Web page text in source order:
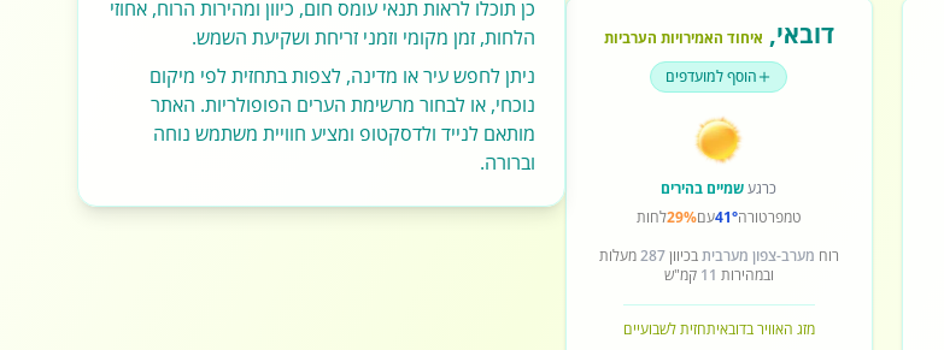
דובאי, איחוד האמירויות הערביות
הוסף למועדפים
כרגעשמיים בהירים
טמפרטורה41°עם29%לחות
רוח מערב-צפון מערביתבכיוון287מעלות
ובמהירות 11 קמ"ש
מזג האוויר בדובאיתחזית לשבועיים
כן תוכלו לראות תנאי עומס חום, כיוון ומהירות הרוח, אחוזי
הלחות, זמן מקומי וזמני זריחת ושקיעת השמש.
ניתן לחפש עיר או מדינה, לצפות בתחזית לפי מיקום
נוכחי, או לבחור מרשימת הערים הפופולריות. האתר
מותאם לנייד ולדסקטופ ומציע חוויית משתמש נוחה
וברורה.